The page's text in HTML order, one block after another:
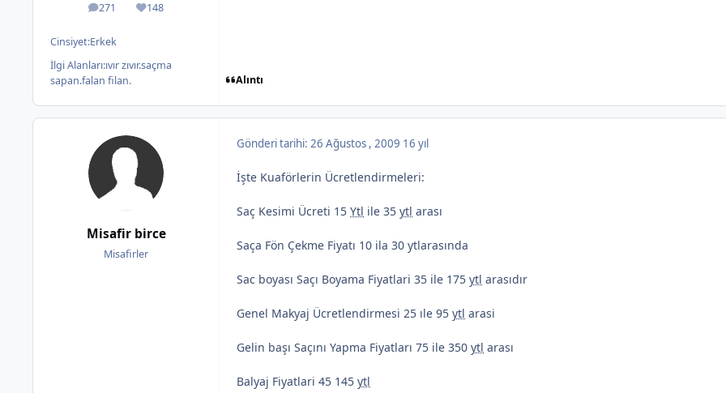
271
ileti 148
İtibar
Cinsiyet:Erkek
İlgi Alanları:ıvır zıvır.saçma
sapan.falan filan.
Alıntı
Misafir birce
Misafirler
Gönderi tarihi: 26 Ağustos , 2009 16 yıl
İşte Kuaförlerin Ücretlendirmeleri:
Saç Kesimi Ücreti 15 Ytl ile 35 ytl arası
Saça Fön Çekme Fiyatı 10 ila 30 ytlarasında
Sac boyası Saçı Boyama Fiyatlari 35 ile 175 ytl arasıdır
Genel Makyaj Ücretlendirmesi 25 ıle 95 ytl arasi
Gelin başı Saçını Yapma Fiyatları 75 ile 350 ytl arası
Balyaj Fiyatlari 45 145 ytl